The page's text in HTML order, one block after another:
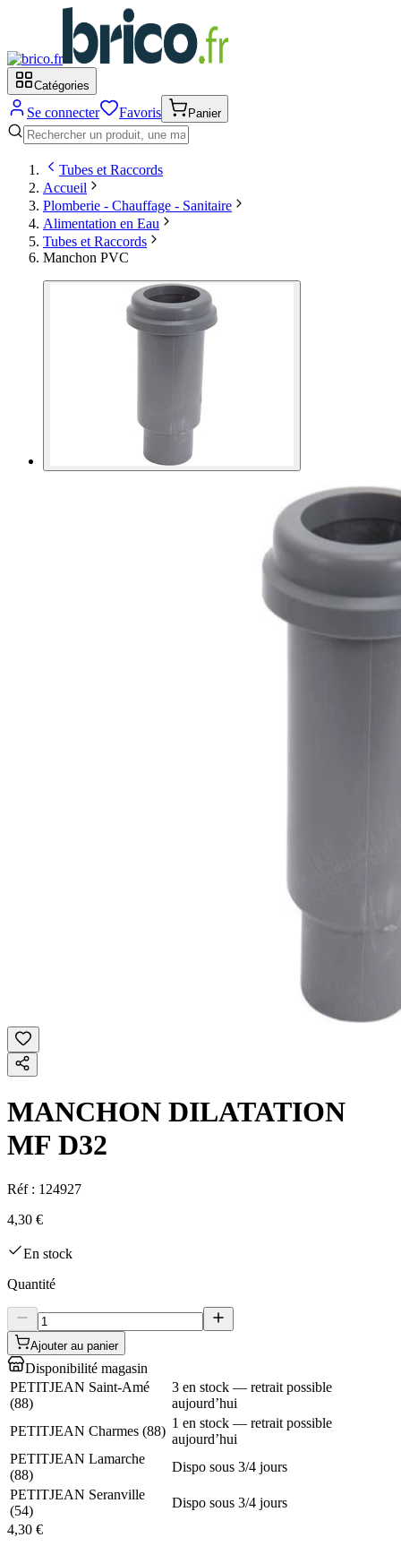
Catégories
Se connecter Favoris Panier
Tubes et Raccords
Accueil
Plomberie - Chauffage - Sanitaire
Alimentation en Eau
Tubes et Raccords
Manchon PVC
MANCHON DILATATION
MF D32
Réf : 124927
4,30 €
En stock
Quantité
Ajouter au panier
Disponibilité magasin
PETITJEAN Saint-Amé
(88)
3 en stock — retrait possible
aujourd’hui
PETITJEAN Charmes (88)
1 en stock — retrait possible
aujourd’hui
PETITJEAN Lamarche
(88)
Dispo sous 3/4 jours
PETITJEAN Seranville
(54)
Dispo sous 3/4 jours
4,30 €